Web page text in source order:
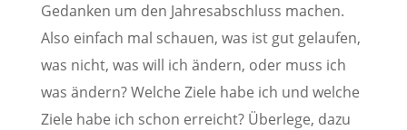
Gedanken um den Jahresabschluss machen.
Also einfach mal schauen, was ist gut gelaufen,
was nicht, was will ich ändern, oder muss ich
was ändern? Welche Ziele habe ich und welche
Ziele habe ich schon erreicht? Überlege, dazu